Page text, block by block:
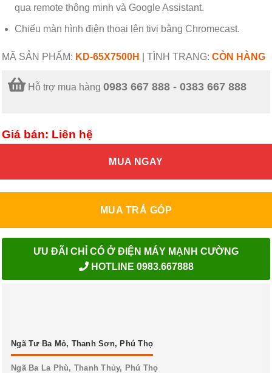
qua remote thông minh và Google Assistant.
Chiếu màn hình điện thoại lên tivi bằng Chromecast.
MÃ SẢN PHẨM: KD-65X7500H TÌNH TRẠNG: CÒN HÀNG
Hỗ trợ mua hàng 0983 667 888 - 0383 667 888
Giá bán: Liên hệ
MUA NGAY
MUA TRẢ GÓP
ƯU ĐÃI CHỈ CÓ Ở ĐIỆN MÁY MẠNH CƯỜNG
HOTLINE 0983.667888
Ngã Tư Ba Mỏ, Thanh Sơn, Phú Thọ
Ngã Ba La Phù, Thanh Thủy, Phú Thọ